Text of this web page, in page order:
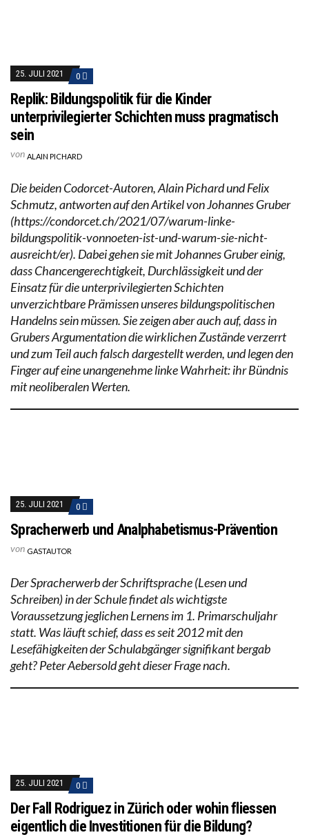
25. JULI 2021 0
Replik: Bildungspolitik für die Kinder
unterprivilegierter Schichten muss pragmatisch
sein
von ALAIN PICHARD
Die beiden Codorcet-Autoren, Alain Pichard und Felix
Schmutz, antworten auf den Artikel von Johannes Gruber
(https://condorcet.ch/2021/07/warum-linke-
bildungspolitik-vonnoeten-ist-und-warum-sie-nicht-
ausreicht/er). Dabei gehen sie mit Johannes Gruber einig,
dass Chancengerechtigkeit, Durchlässigkeit und der
Einsatz für die unterprivilegierten Schichten
unverzichtbare Prämissen unseres bildungspolitischen
Handelns sein müssen. Sie zeigen aber auch auf, dass in
Grubers Argumentation die wirklichen Zustände verzerrt
und zum Teil auch falsch dargestellt werden, und legen den
Finger auf eine unangenehme linke Wahrheit: ihr Bündnis
mit neoliberalen Werten.
25. JULI 2021 0
Spracherwerb und Analphabetismus-Prävention
von GASTAUTOR
Der Spracherwerb der Schriftsprache (Lesen und
Schreiben) in der Schule findet als wichtigste
Voraussetzung jeglichen Lernens im 1. Primarschuljahr
statt. Was läuft schief, dass es seit 2012 mit den
Lesefähigkeiten der Schulabgänger signifikant bergab
geht? Peter Aebersold geht dieser Frage nach.
25. JULI 2021 0
Der Fall Rodriguez in Zürich oder wohin fliessen
eigentlich die Investitionen für die Bildung?